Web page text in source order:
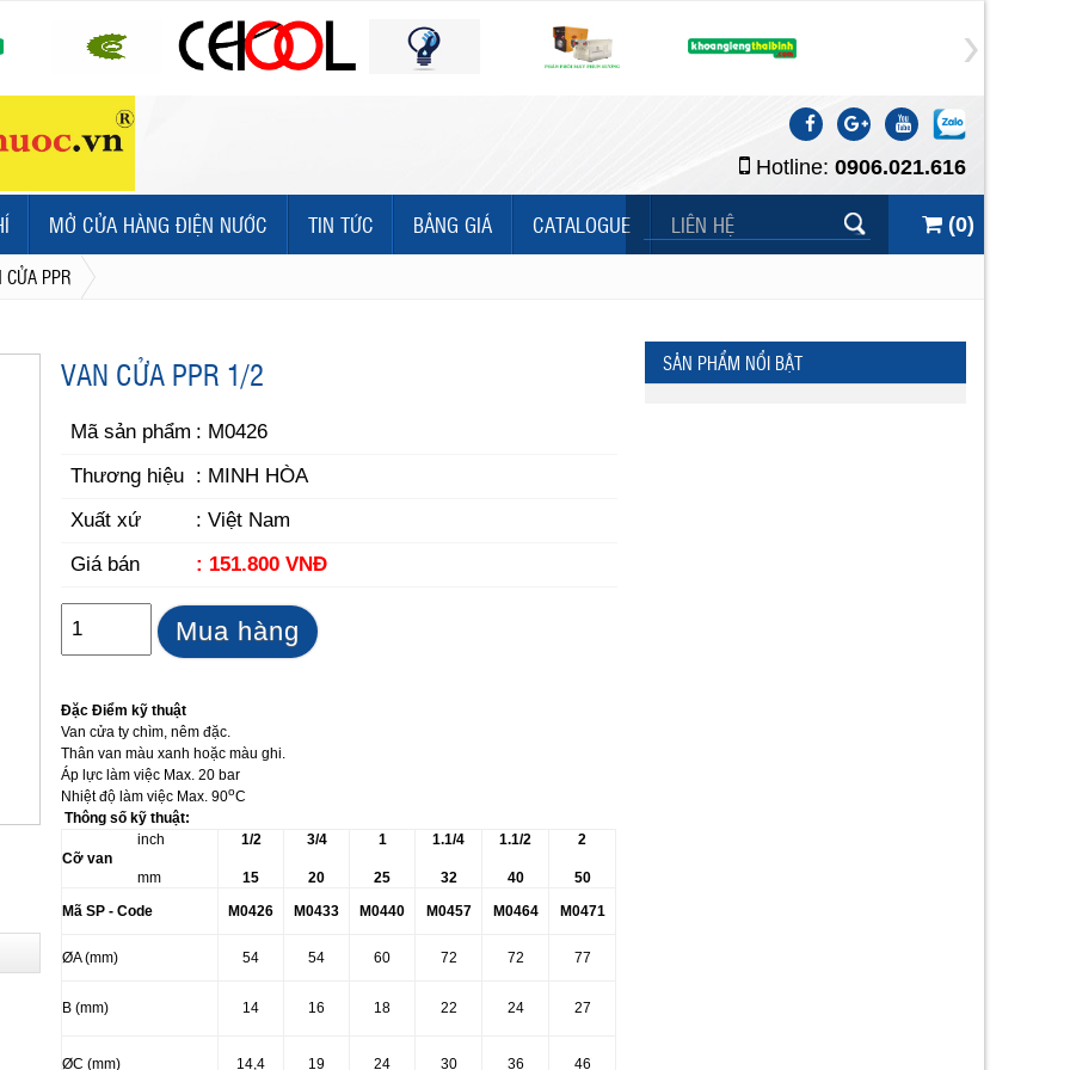
Hotline: 0906.021.616
MỞ CỬA HÀNG ĐIỆN NƯỚC TIN TỨC BẢNG GIÁ CATALOGUE LIÊN HỆ (0)
CỬA PPR
VAN CỬA PPR 1/2
Mã sản phẩm : M0426
Thương hiệu : MINH HÒA
Xuất xứ
: Việt Nam
Giá bán
: 151.800 VNĐ
Mua hàng
Đặc Điểm kỹ thuật
Van cửa ty chìm, nêm đặc.
Thân van màu xanh hoặc màu ghi.
Áp lực làm việc Max. 20 bar
Nhiệt độ làm việc Max. 90oC
Thông số kỹ thuật:
inch
Cỡ van
mm
1/2
15
3/4
20
1
25
1.1/4
32
1.1/2
40
2
50
Mã SP - Code
M0426 M0433 M0440 M0457 M0464 M0471
ØA (mm) 54 54 60 72 72 77
B (mm) 14 16 18 22 24 27
ØC (mm) 14,4 19 24 30 36 46
SẢN PHẨM NỔI BẬT